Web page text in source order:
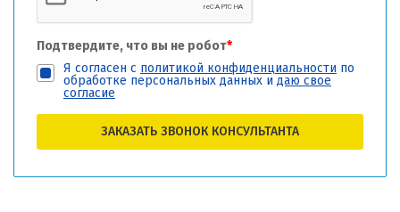
Подтвердите, что вы не робот*
Я согласен с политикой конфиденциальности по
обработке персональных данных и даю свое
согласие
ЗАКАЗАТЬ ЗВОНОК КОНСУЛЬТАНТА